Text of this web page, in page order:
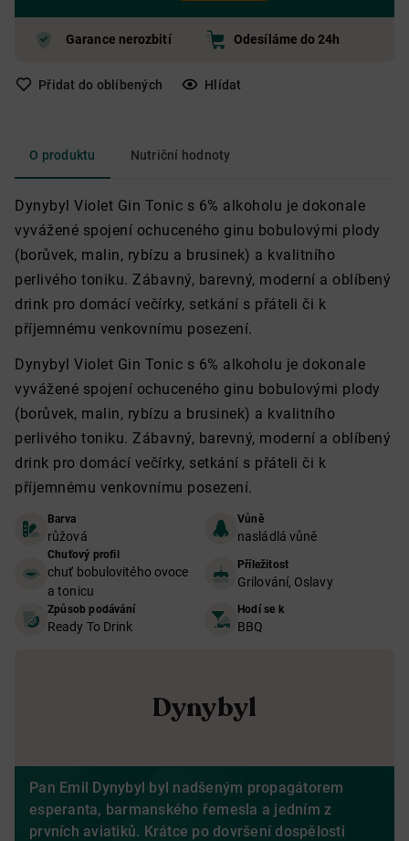
Garance nerozbití Odesíláme do 24h
Přidat do oblíbených Hlídat
O produktu Nutriční hodnoty
Dynybyl Violet Gin Tonic s 6% alkoholu je dokonale
vyvážené spojení ochuceného ginu bobulovými plody
(borůvek, malin, rybízu a brusinek) a kvalitního
perlivého toniku. Zábavný, barevný, moderní a oblíbený
drink pro domácí večírky, setkání s přáteli či k
příjemnému venkovnímu posezení.
Dynybyl Violet Gin Tonic s 6% alkoholu je dokonale
vyvážené spojení ochuceného ginu bobulovými plody
(borůvek, malin, rybízu a brusinek) a kvalitního
perlivého toniku. Zábavný, barevný, moderní a oblíbený
drink pro domácí večírky, setkání s přáteli či k
příjemnému venkovnímu posezení.
Barva
růžová
Vůně
nasládlá vůně
Chuťový profil
chuť bobulovitého ovoce
a tonicu
Příležitost
Grilování, Oslavy
Způsob podávání
Ready To Drink
Hodí se k
BBQ
Dynybyl
Pan Emil Dynybyl byl nadšeným propagátorem
esperanta, barmanského řemesla a jedním z
prvních aviatiků. Krátce po dovršení dospělosti